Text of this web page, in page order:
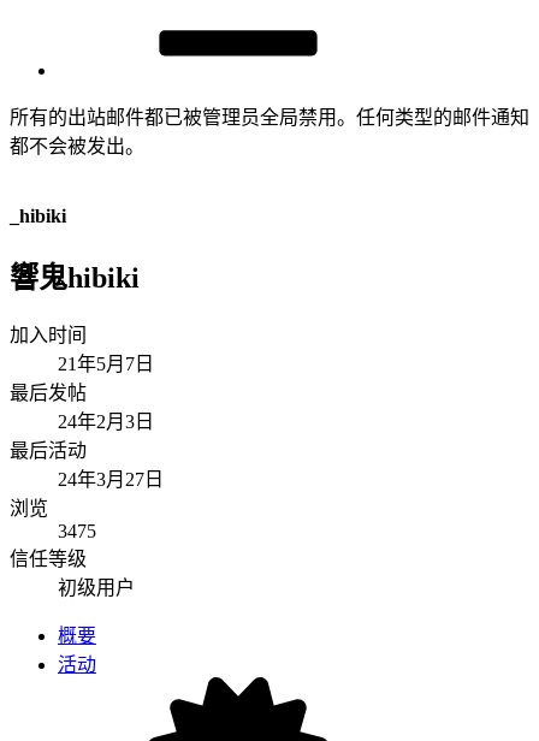
所有的出站邮件都已被管理员全局禁用。任何类型的邮件通知
都不会被发出。
_hibiki
響鬼hibiki
加入时间
21年5月7日
最后发帖
24年2月3日
最后活动
24年3月27日
浏览
3475
信任等级
初级用户
概要
活动